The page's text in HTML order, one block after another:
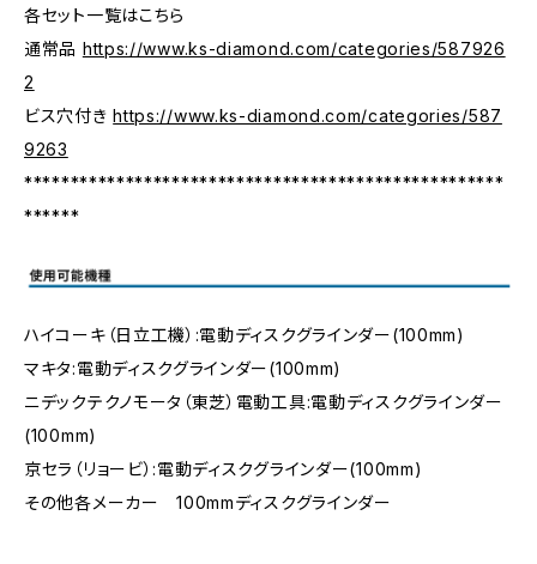
各セット一覧はこちら
通常品 https://www.ks-diamond.com/categories/587926
2
ビス穴付きhttps://www.ks-diamond.com/categories/587
9263
****************************************************
******
ハイコーキ（日立工機）:電動ディスクグラインダー(100mm)
マキタ:電動ディスクグラインダー(100mm)
ニデックテクノモータ（東芝）電動工具:電動ディスクグラインダー
(100mm)
京セラ（リョービ）:電動ディスクグラインダー(100mm)
その他各メーカー 100mmディスクグラインダー